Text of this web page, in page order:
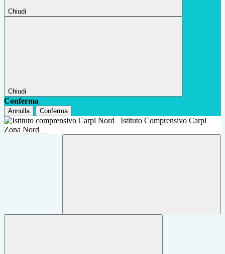
Chiudi
Chiudi
Conferma
Annulla Conferma
Istituto Comprensivo Carpi
Zona Nord